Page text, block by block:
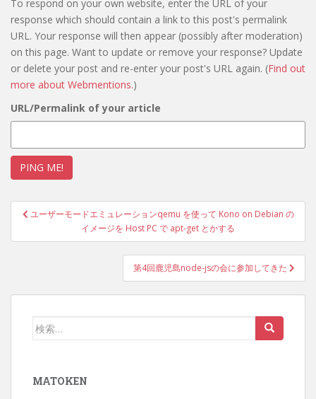
To respond on your own website, enter the URL of your
response which should contain a link to this post's permalink
URL. Your response will then appear (possibly after moderation)
on this page. Want to update or remove your response? Update
or delete your post and re-enter your post's URL again. (Find out
more about Webmentions.)
URL/Permalink of your article
投
ナ
ー
ユーザーモードエミュレーションqemu を使って Kono on Debian の
イメージを Host PC で apt-get とかする
第4回鹿児島node-jsの会に参加してきた
検
MATOKEN